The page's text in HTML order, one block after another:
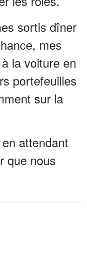
sortis dîner
mes
la voiture en
portefeuilles
sur la
attendant
que nous